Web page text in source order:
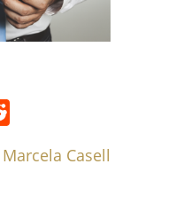
Caselli